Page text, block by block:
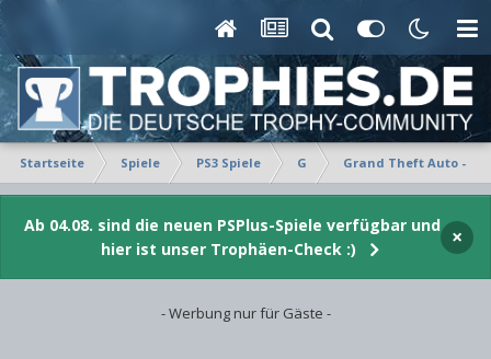
Startseite Spiele PS3 Spiele G Grand Theft Auto -
Ab 04.08. sind die neuen PSPlus-Spiele verfügbar und
hier ist unser Trophäen-Check :)
×
- Werbung nur für Gäste -